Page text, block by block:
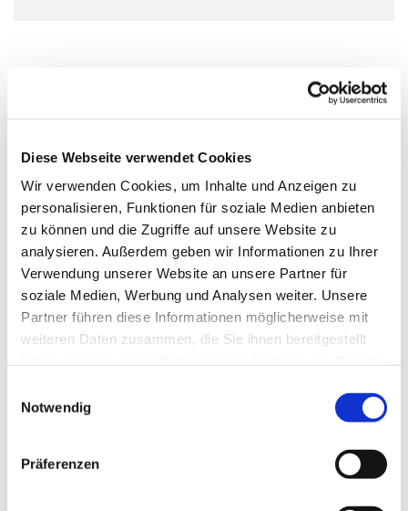
Diese Webseite verwendet Cookies
Wir verwenden Cookies, um Inhalte und Anzeigen zu
personalisieren, Funktionen für soziale Medien anbieten
zu können und die Zugriffe auf unsere Website zu
analysieren. Außerdem geben wir Informationen zu Ihrer
Verwendung unserer Website an unsere Partner für
soziale Medien, Werbung und Analysen weiter. Unsere
Partner führen diese Informationen möglicherweise mit
weiteren Daten zusammen, die Sie ihnen bereitgestellt
Notwendig
Präferenzen